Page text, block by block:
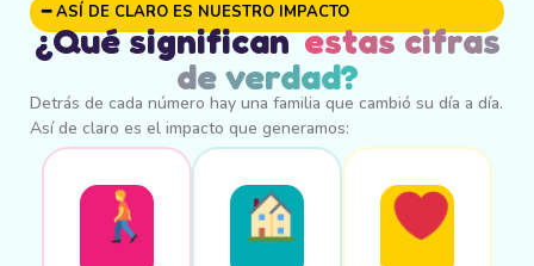
━ ASÍ DE CLARO ES NUESTRO IMPACTO
¿Qué significan estas cifras
de verdad?
Detrás de cada número hay una familia que cambió su día a día.
Así de claro es el impacto que generamos: